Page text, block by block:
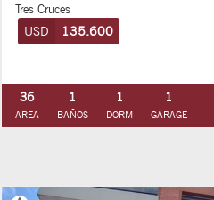
Tres Cruces
USD 135.600
36
AREA
1
BAÑOS
1
DORM
1
GARAGE